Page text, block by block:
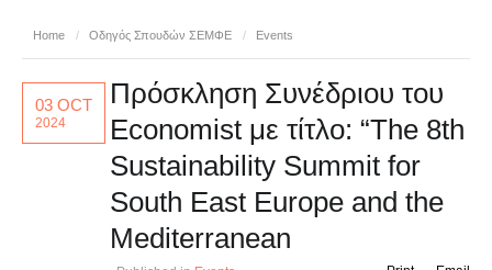
Home / Οδηγός Σπουδών ΣΕΜΦΕ / Events
03 OCT
2024
Πρόσκληση Συνέδριου του
Economist με τίτλο: “The 8th
Sustainability Summit for
South East Europe and the
Mediterranean